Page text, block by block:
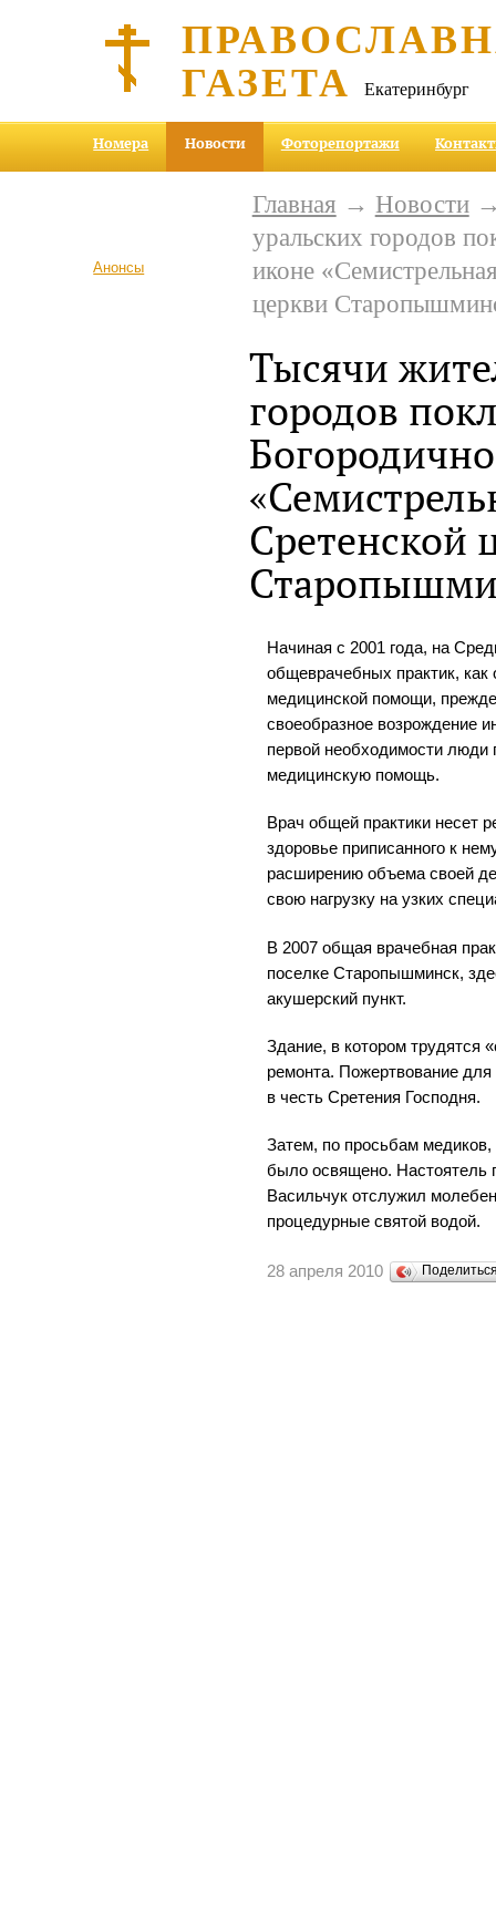
ГАЗЕТА Екатеринбург
Номера Новости Фоторепортажи
Анонсы
Главная → Новости→
уральских городов
иконе
церкви
Тысячи
городов
Сретенской
Начиная с 2001 года, на
общеврачебных практик, как
медицинской помощи,
своеобразное возрождение
первой необходимости
медицинскую помощь.
Врач общей практики несет
здоровье приписанного к
расширению объема своей
свою нагрузку на узких
В 2007 общая врачебная
поселке Старопышминск,
акушерский пункт.
Здание, в котором трудятся
ремонта. Пожертвование
в честь Сретения Господня.
Затем, по просьбам
было освящено. Настоятель
Васильчук отслужил
процедурные святой водой.
28 апреля 2010